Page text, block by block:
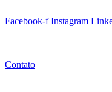
Facebook-f Instagram
Contato